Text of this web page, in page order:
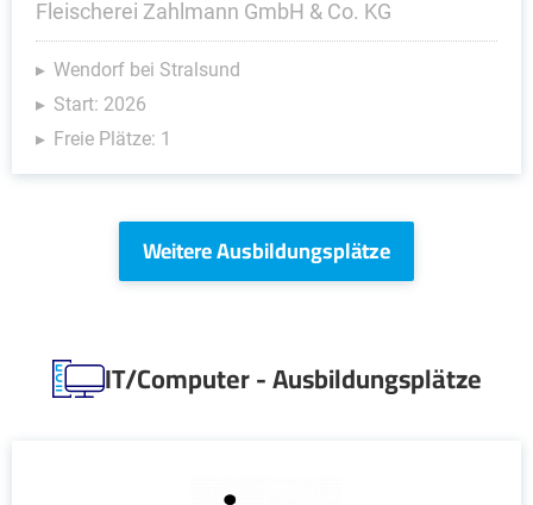
Fleischerei Zahlmann GmbH & Co. KG
Wendorf bei Stralsund
Start: 2026
Freie Plätze: 1
Weitere Ausbildungsplätze
IT/Computer - Ausbildungsplätze